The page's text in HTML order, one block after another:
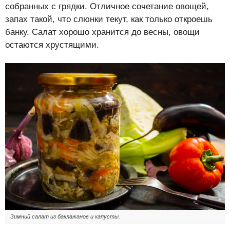
собранных с грядки. Отличное сочетание овощей,
запах такой, что слюнки текут, как только откроешь
банку. Салат хорошо хранится до весны, овощи
остаются хрустящими.
Зимний салат из баклажанов и капусты.